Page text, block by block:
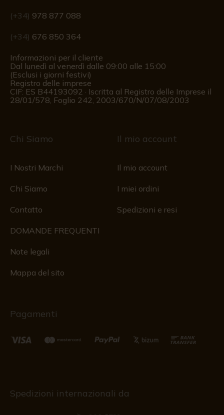
(+34) 978 877 088
(+34) 676 850 364
Informazioni per il cliente
Dal lunedì al venerdì dalle 09:00 alle 15:00
(Esclusi i giorni festivi)
Registro delle imprese
CIF: ES B44193092 · Iscritta al Registro delle Imprese il
28/01/578, Foglio 242, 2003/670/N/07/08/2003
Chi Siamo
I Nostri Marchi
Chi Siamo
Contatto
DOMANDE FREQUENTI
Note legali
Mappa del sito
Il mio account
Il mio account
I miei ordini
Spedizioni e resi
Pagamenti
Spedizioni internazionali da